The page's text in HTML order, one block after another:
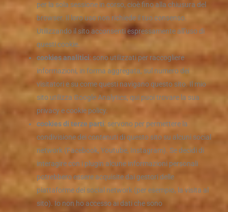
per la sola sessione in corso, cioè fino alla chiusura del
browser. Il loro uso non richiede il tuo consenso.
Utilizzando il sito acconsenti espressamente all’uso di
questi cookie.
cookies analitici: sono utilizzati per raccogliere
informazioni, in forma aggregata, sul numero dei
visitatori e su come questi navigano questo sito. Il mio
sito utilizza Google Analytics, qui puoi trovare la sua
privacy e cookie policy.
cookies di terze parti: servono per permettere la
condivisione dei contenuti di questo sito su alcuni social
network (Facebook, Youtube, Instagram). Se decidi di
interagire con i plugin alcune informazioni personali
potrebbero essere acquisite dai gestori delle
piattaforme dei social network (per esempio, la visita al
sito). Io non ho accesso ai dati che sono